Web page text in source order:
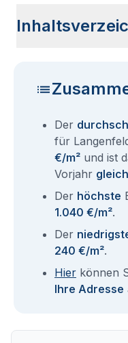
Der
für
€/m² und ist
Vorjahr
Der höchste
1.040 €/m².
Der
240 €/m².
Hier können
Ihre Adresse